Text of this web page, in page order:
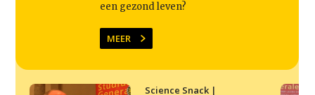
een gezond leven?
MEER
Science Snack |